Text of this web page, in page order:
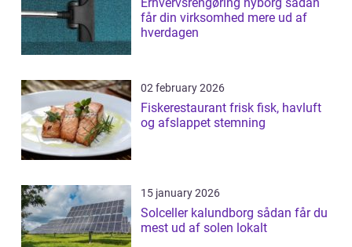
får din virksomhed mere ud af
hverdagen
02 february 2026
Fiskerestaurant frisk fisk, havluft
og afslappet stemning
15 january 2026
Solceller kalundborg sådan får du
mest ud af solen lokalt